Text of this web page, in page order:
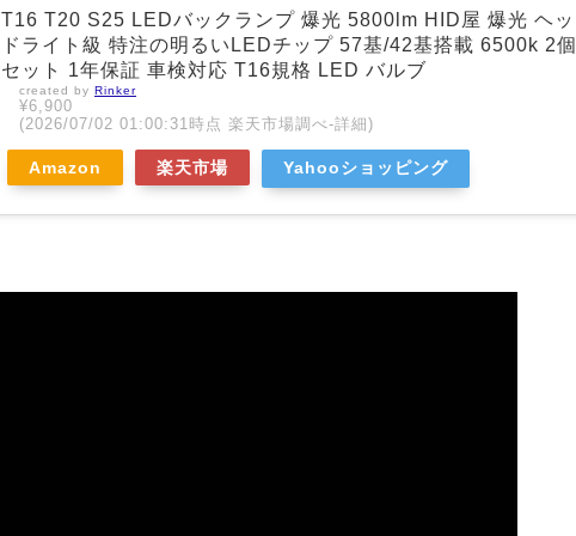
T16 T20 S25 LEDバックランプ 爆光 5800lm HID屋 爆光 ヘッ
ドライト級 特注の明るいLEDチップ 57基/42基搭載 6500k 2個
セット 1年保証 車検対応 T16規格 LED バルブ
created by Rinker
¥6,900
(2026/07/02 01:00:31時点 楽天市場調べ-詳細)
Amazon 楽天市場 Yahooショッピング